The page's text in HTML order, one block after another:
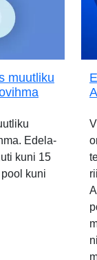
muutliku
Edela-
kuni 15
kuni